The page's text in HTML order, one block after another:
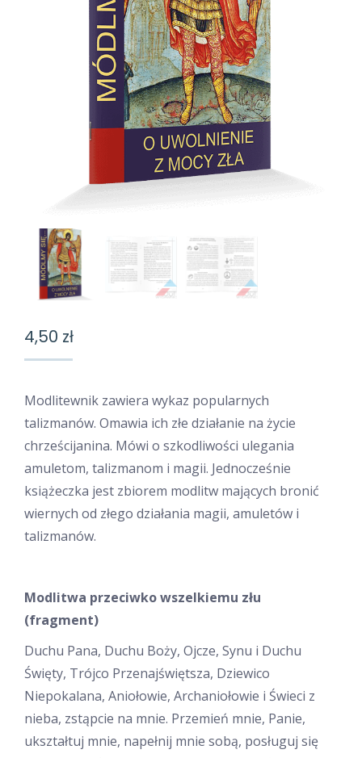
4,50 zł
Modlitewnik zawiera wykaz popularnych
talizmanów. Omawia ich złe działanie na życie
chrześcijanina. Mówi o szkodliwości ulegania
amuletom, talizmanom i magii. Jednocześnie
książeczka jest zbiorem modlitw mających bronić
wiernych od złego działania magii, amuletów i
talizmanów.
Modlitwa przeciwko wszelkiemu złu
(fragment)
Duchu Pana, Duchu Boży, Ojcze, Synu i Duchu
Święty, Trójco Przenajświętsza, Dziewico
Niepokalana, Aniołowie, Archaniołowie i Świeci z
nieba, zstąpcie na mnie. Przemień mnie, Panie,
ukształtuj mnie, napełnij mnie sobą, posługuj się